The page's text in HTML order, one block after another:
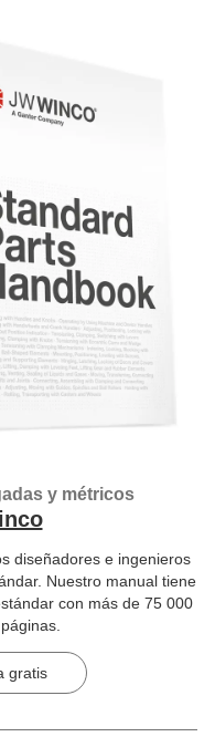
y métricos
diseñadores e ingenieros
Nuestro manual tiene
con más de 75 000
gratis